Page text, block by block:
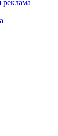
реклама